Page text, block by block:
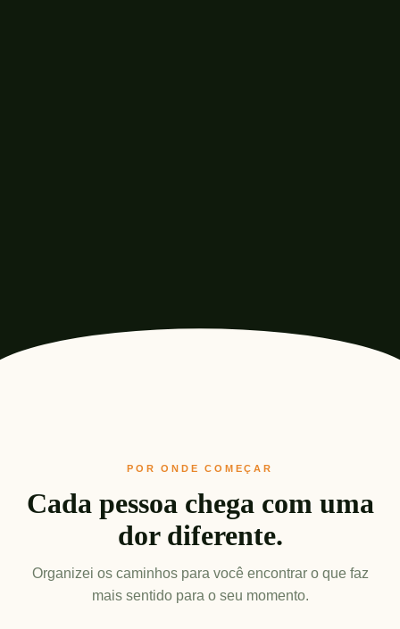
POR ONDE COMEÇAR
Cada pessoa chega com uma
dor diferente.
Organizei os caminhos para você encontrar o que faz
mais sentido para o seu momento.